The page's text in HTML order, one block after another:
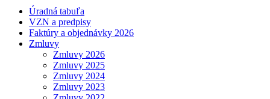
Úradná tabuľa
VZN a predpisy
Faktúry a objednávky 2026
Zmluvy
Zmluvy 2026
Zmluvy 2025
Zmluvy 2024
Zmluvy 2023